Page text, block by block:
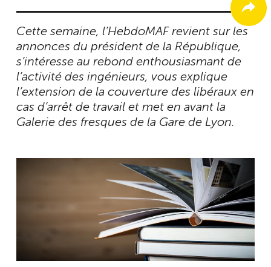
Cette semaine, l’HebdoMAF revient sur les
annonces du président de la République,
s’intéresse au rebond enthousiasmant de
l’activité des ingénieurs, vous explique
l’extension de la couverture des libéraux en
cas d’arrêt de travail et met en avant la
Galerie des fresques de la Gare de Lyon.